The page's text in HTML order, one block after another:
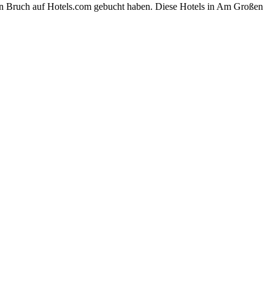
auf Hotels.com gebucht haben. Diese Hotels in Am Großen